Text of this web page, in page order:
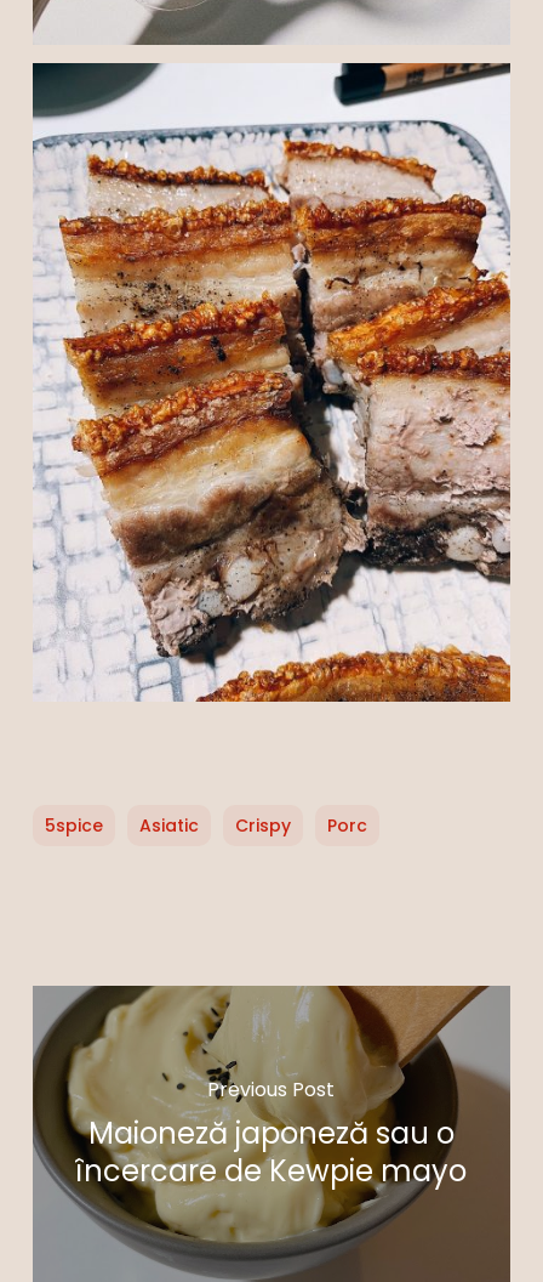
5spice Asiatic Crispy Porc
Previous Post
Maioneză japoneză sau o
încercare de Kewpie mayo